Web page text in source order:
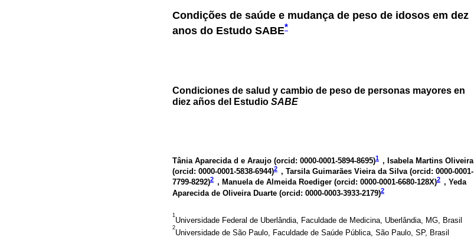
Condições de saúde e mudança de peso de idosos em dez
anos do Estudo SABE*
Condiciones de salud y cambio de peso de personas mayores en
diez años del Estudio SABE
Tânia Aparecida d e Araujo (orcid: 0000-0001-5894-8695)1 , Isabela Martins Oliveira
(orcid: 0000-0001-5838-6944)2 , Tarsila Guimarães Vieira da Silva (orcid: 0000-0001-
7799-8292)2 , Manuela de Almeida Roediger (orcid: 0000-0001-6680-128X)2 , Yeda
Aparecida de Oliveira Duarte (orcid: 0000-0003-3933-2179)2
1
Universidade Federal de Uberlândia, Faculdade de Medicina, Uberlândia, MG, Brasil
2
Universidade de São Paulo, Faculdade de Saúde Pública, São Paulo, SP, Brasil